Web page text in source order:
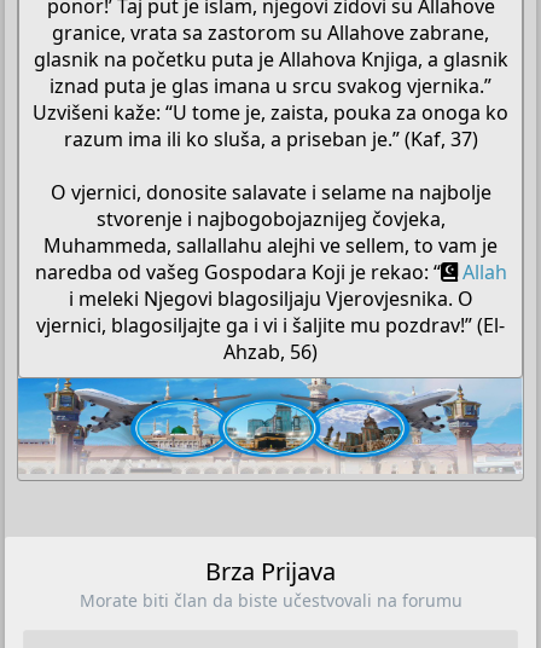
ponor!’ Taj put je islam, njegovi zidovi su Allahove
granice, vrata sa zastorom su Allahove zabrane,
glasnik na početku puta je Allahova Knjiga, a glasnik
iznad puta je glas imana u srcu svakog vjernika.”
Uzvišeni kaže: “U tome je, zaista, pouka za onoga ko
razum ima ili ko sluša, a priseban je.” (Kaf, 37)
O vjernici, donosite salavate i selame na najbolje
stvorenje i najbogobojaznijeg čovjeka,
Muhammeda, sallallahu alejhi ve sellem, to vam je
naredba od vašeg Gospodara Koji je rekao: “
Allah
i meleki Njegovi blagosiljaju Vjerovjesnika. O
vjernici, blagosiljajte ga i vi i šaljite mu pozdrav!” (El-
Ahzab, 56)​
Brza Prijava
Morate biti član da biste učestvovali na forumu